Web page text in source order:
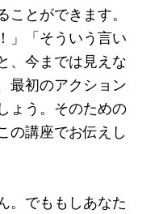
とができます。
」「そういう言い
、今までは見えな
最初のアクション
ょう。そのための
の講座でお伝えし
。でももしあなた